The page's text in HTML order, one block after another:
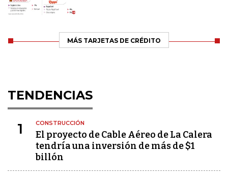
MÁS TARJETAS DE CRÉDITO
TENDENCIAS
1 CONSTRUCCIÓN
El proyecto de Cable Aéreo de La Calera
tendría una inversión de más de $1
billón